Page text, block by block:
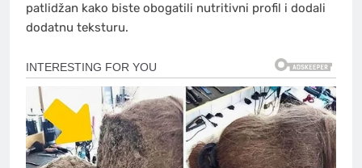
patlidžan kako biste obogatili nutritivni profil i dodali
dodatnu teksturu.